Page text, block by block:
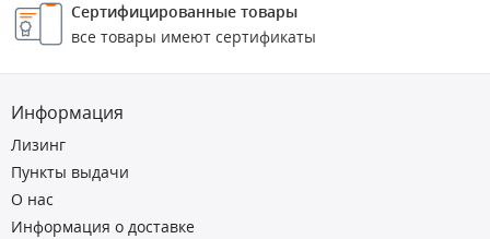
Сертифицированные товары
все товары имеют сертификаты
Информация
Лизинг
Пункты выдачи
О нас
Информация о доставке